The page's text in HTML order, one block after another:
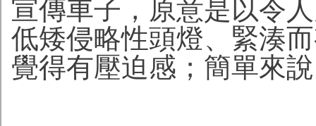
宣傳車子，原意是以令
低矮侵略性頭燈、緊湊
覺得有壓迫感；簡單來